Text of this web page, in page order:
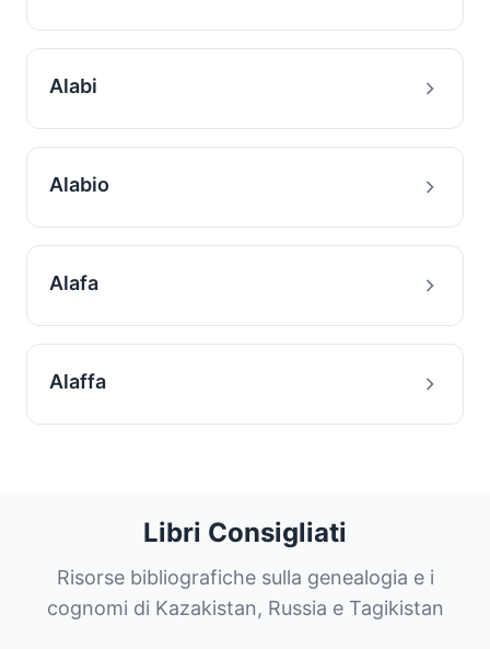
Alabi
Alabio
Alafa
Alaffa
Libri Consigliati
Risorse bibliografiche sulla genealogia e i
cognomi di Kazakistan, Russia e Tagikistan